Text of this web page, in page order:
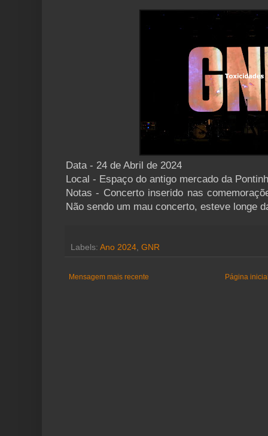
Data - 24 de Abril de 2024
Local - Espaço do antigo mercado da
Notas - Concerto inserido nas
Não sendo um mau concerto, esteve longe
Labels: Ano 2024, GNR
Mensagem mais recente Página